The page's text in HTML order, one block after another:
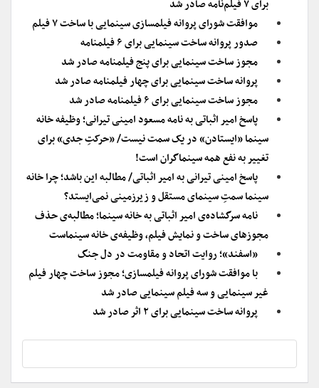
برای ۷ فیلم‌‌نامه صادر شد
موافقت شورای پروانه فیلمسازی سینمایی با ساخت ۷ فیلم‌
صدور پروانه ساخت سینمایی برای ۶ فیلمنامه
مجوز ساخت سینمایی برای پنج فیلمنامه صادر شد
پروانه ساخت سینمایی برای چهار فیلمنامه صادر شد
مجوز ساخت سینمایی برای ۶ فیلمنامه صادر شد
پاسخ امیر اثباتی به نامه مسعود امینی تیرانی؛ وظیفه خانه
سینما «ایستادن» در یک سمت نیست/ «حرکتِ جدی» برای
تغییر به نفع همه سینماگران است!
پاسخ امینی تیرانی به امیر اثباتی/ مطالبه این باشد؛ چرا خانه
سینما سمتِ سینمای مستقل و زیرزمینی نمی‌ایستد؟
نامه سرگشاده‌ی امیر اثباتی به خانه سینما؛ مطالبه‌ی حذف
مجوزهای ساخت و نمایش فیلم، وظیفه‌ی خانه سینماست
«اسفند»‌؛ روایت اتحاد و مقاومت در دل جنگ
با موافقت شورای پروانه فیلمسازی؛ مجوز ساخت چهار فیلم
غیر سینمایی و سه فیلم سینمایی صادر شد
پروانه ساخت سینمایی برای ۲ اثر صادر شد